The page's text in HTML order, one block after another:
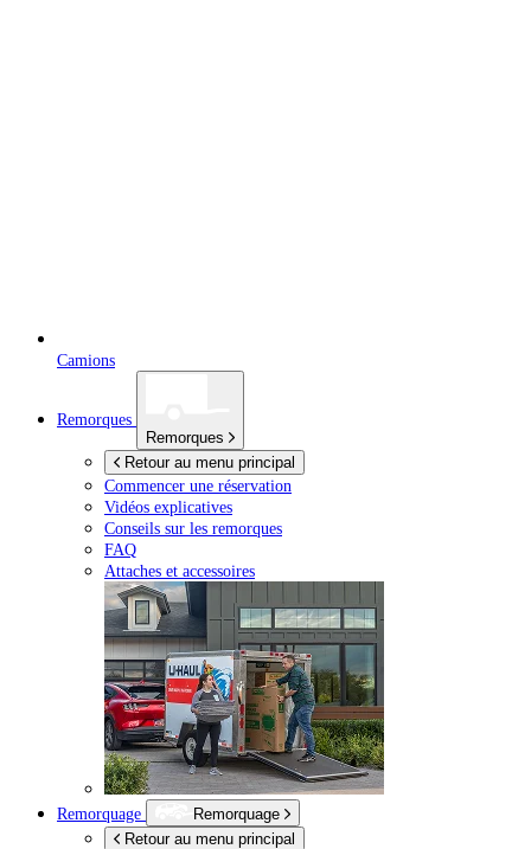
Camions
Remorques
Remorques
Retour au menu principal
Commencer une réservation
Vidéos explicatives
Conseils sur les remorques
FAQ
Attaches et accessoires
Remorquage
Remorquage
Retour au menu principal